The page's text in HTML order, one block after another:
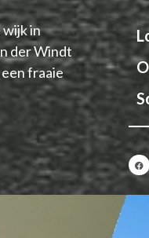
in
der Windt
fraaie